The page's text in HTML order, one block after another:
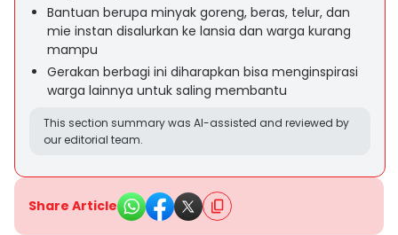
Bantuan berupa minyak goreng, beras, telur, dan
mie instan disalurkan ke lansia dan warga kurang
mampu
Gerakan berbagi ini diharapkan bisa menginspirasi
warga lainnya untuk saling membantu
This section summary was AI-assisted and reviewed by
our editorial team.
Share Article